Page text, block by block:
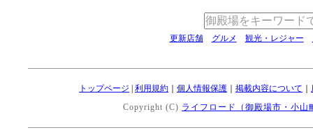
更新店舗 グルメ 観光・レジャー
トップページ 利用規約 個人情報保護 掲載内容について
Copyright (C) ライフロード（御殿場市・小